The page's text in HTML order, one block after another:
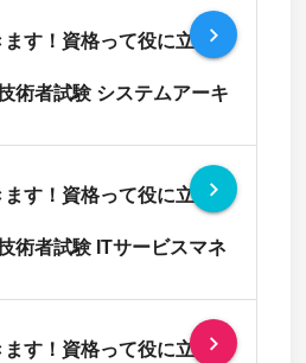
す！資格って役に立ちま
術者試験 システムアーキ
navigate_next
す！資格って役に立ちま
術者試験 ITサービスマネ
navigate_next
す！資格って役に立ちま
navigate_next